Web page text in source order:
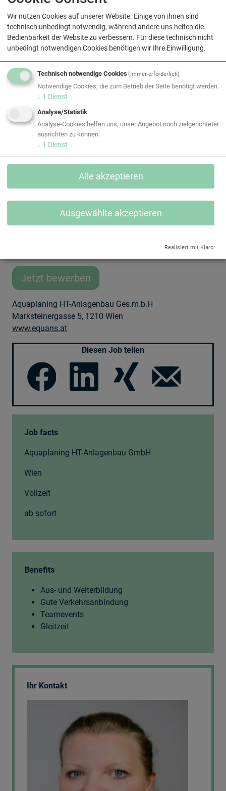
Teil eines beständigen und sehr erfolgreichen
Unternehmens in Österreich
Sehr gute öffentliche Anbindung (S-Bahn-Station
"Strebersdorf")
Attraktive Rahmenbedingungen mit Lohn nach
KV Metallgewerbe: ab € 2.885,37 brutto/Monat
(Vollzeit) und zusätzlich variable Lohnbestandteile
und Zulagen
Bei entsprechend höherer Qualifikation und/oder
Erfahrung besteht selbstverständlich
die Bereitschaft zur Überzahlung
Attraktive Benefits und tolle Mitarbeitenden-Events
Wollen auch Sie in einem innovativen Team
Haben wir Ihr Interesse wecken können? Dann laden Sie
direkt hier Ihre aussagekräftigen Bewerbungsunterlagen
Wir freuen uns auf IhreBewerbung!
Jetzt bewerben
Aquaplaning HT-Anlagenbau Ges.m.b.H
Marksteinergasse 5, 1210 Wien
www.equans.at
Diesen Job teilen
Job facts
Aquaplaning HT-Anlagenbau GmbH
Wien
Vollzeit
ab sofort
Benefits
Aus- und Weiterbildung
Gute Verkehrsanbindung
Teamevents
Gleitzeit
Ihr Kontakt
Wir nutzen Cookies auf unserer Website. Einige von ihnen sind
technisch unbedingt notwendig, während andere uns helfen die
Bedienbarkeit der Website zu verbessern. Für diese technisch nicht
unbedingt notwendigen Cookies benötigen wir Ihre Einwilligung.
Technisch notwendige Cookies(immer erforderlich)
Notwendige Cookies, die zum Betrieb der Seite benötigt werden.
↓ 1 Dienst
Analyse/Statistik
Analyse-Cookies helfen uns, unser Angebot noch zielgerichteter
ausrichten zu können.
↓ 1 Dienst
Ausgewählte akzeptieren
Alle akzeptieren
Realisiert mit Klaro!